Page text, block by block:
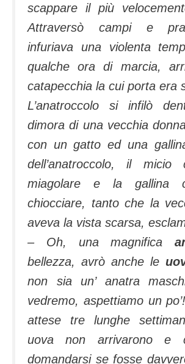
scappare il più
Attraversò campi e
infuriava una violenta
qualche ora di marcia,
catapecchia la cui porta era
L’anatroccolo si infilò
dimora di una vecchia
con un gatto ed una
dell’anatroccolo, il micio
miagolare e la gallina
chiocciare, tanto che la
aveva la vista scarsa,
– Oh, una magnifica
bellezza, avrò anche le
non sia un’ anatra
vedremo, aspettiamo un
attese tre lunghe
uova non arrivarono e
domandarsi se fosse